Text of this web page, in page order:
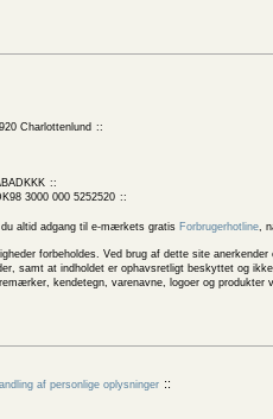
Charlottenlund
3000 000 5252520
altid adgang til e-mærkets gratis Forbrugerhotline,
forbeholdes. Ved brug af dette site
samt at indholdet er ophavsretligt beskyttet og
kendetegn, varenavne, logoer og
af personlige oplysninger